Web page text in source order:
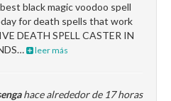
black magic voodoo spell
for death spells that work
DEATH SPELL CASTER IN
leer más
hace alrededor de 17 horas